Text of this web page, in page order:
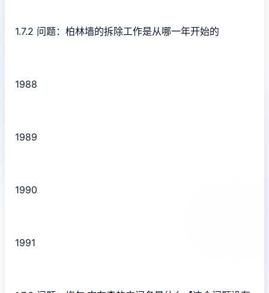
1.7.2 问题：柏林墙的拆除工作是从哪一年开始的
1988
1989
1990
1991